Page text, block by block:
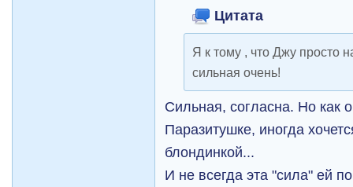
Цитата
Я к тому , что Джу просто
сильная очень!
Сильная, согласна. Но как
Паразитушке, иногда
блондинкой...
И не всегда эта "сила" ей